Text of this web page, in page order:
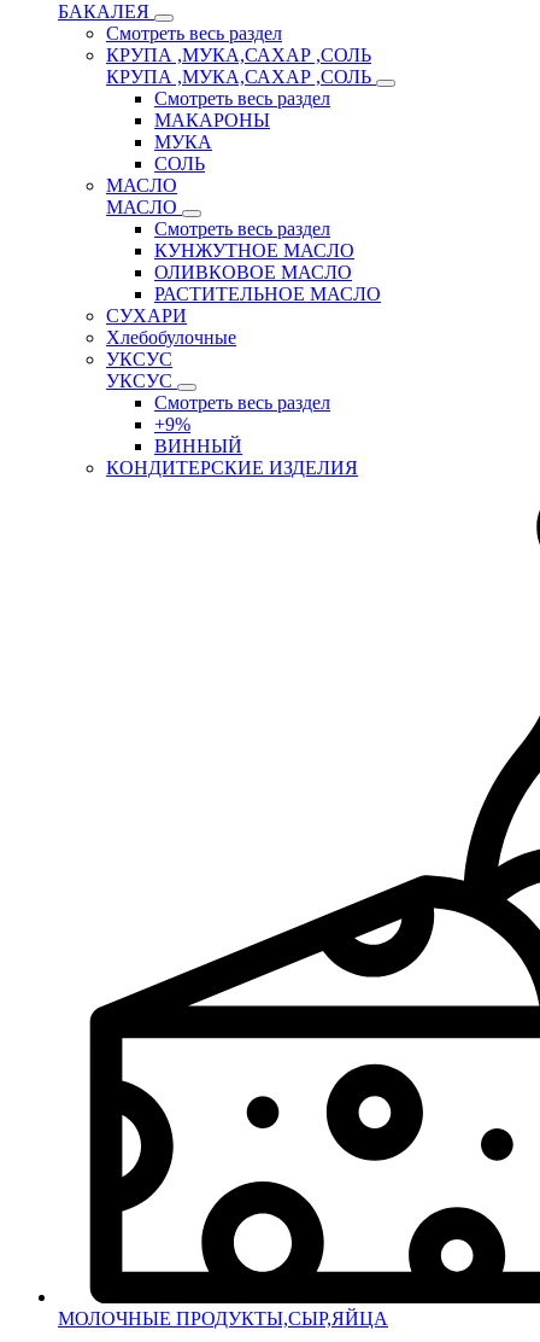
БАКАЛЕЯ
Смотреть весь раздел
КРУПА ,МУКА,САХАР ,СОЛЬ
КРУПА ,МУКА,САХАР ,СОЛЬ
Смотреть весь раздел
МАКАРОНЫ
МУКА
СОЛЬ
МАСЛО
МАСЛО
Смотреть весь раздел
КУНЖУТНОЕ МАСЛО
ОЛИВКОВОЕ МАСЛО
РАСТИТЕЛЬНОЕ МАСЛО
СУХАРИ
Хлебобулочные
УКСУС
УКСУС
Смотреть весь раздел
+9%
ВИННЫЙ
КОНДИТЕРСКИЕ ИЗДЕЛИЯ
МОЛОЧНЫЕ ПРОДУКТЫ,СЫР,ЯЙЦА